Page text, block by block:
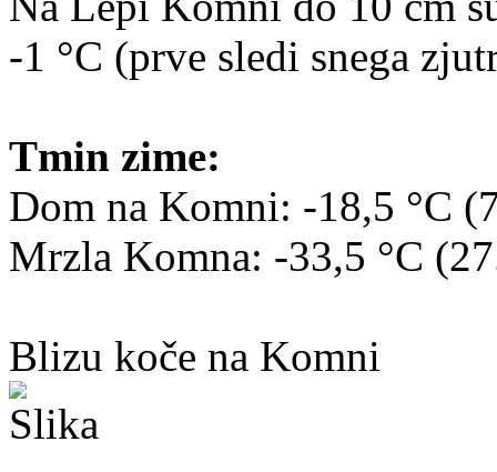
-1 °C (prve sledi snega
Tmin zime:
Dom na Komni: -18,5 °C
Mrzla Komna: -33,5 °C
Blizu koče na Komni